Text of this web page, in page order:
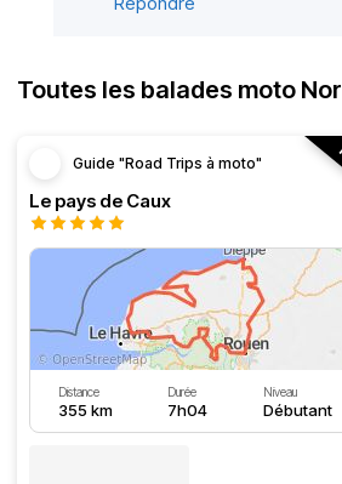
Toutes les balades moto
Guide "Road Trips à moto"
Le pays de Caux
Distance
355 km
Durée
7h04
Niveau
Débutant